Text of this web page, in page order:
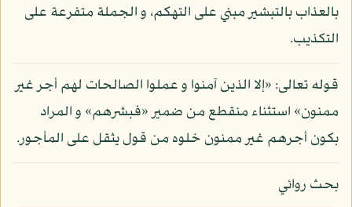
بالعذاب بالتبشير مبني على التهكم، و الجملة متفرعة على
التكذيب.
قوله تعالى: «إلا الذين آمنوا و عملوا الصالحات لهم أجر غير
ممنون» استثناء منقطع من ضمير «فبشرهم» و المراد
بكون أجرهم غير ممنون خلوه من قول يثقل على المأجور.
بحث روائي